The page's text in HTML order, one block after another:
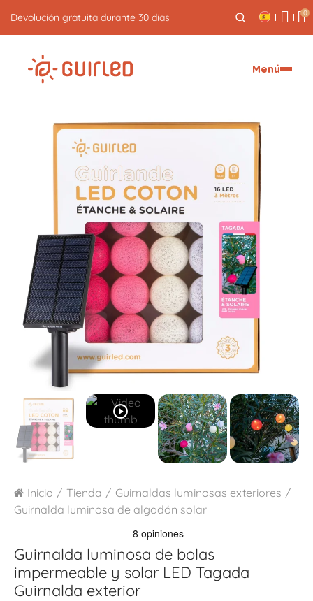
Envío exprés gratuito a partir de 59€ 0
Menú
play_circle_outline
Inicio Tienda
Guirnaldas luminosas exteriores
Guirnalda luminosa de algodón solar
Guirnalda luminosa de bolas
impermeable y solar LED Tagada
Guirnalda exterior